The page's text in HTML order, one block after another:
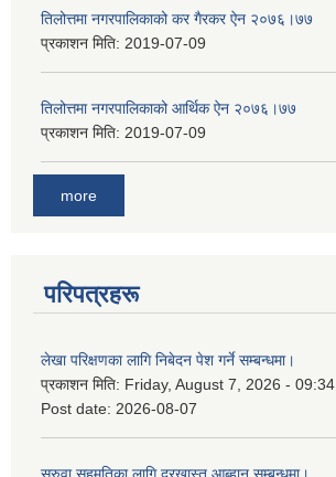
तिलोत्तमा नगरपालिकाको कर गैरकर ऐन २०७६।७७
प्रकाशन मिति: 2019-07-09
तिलोत्तमा नगरपालिकाको आर्थिक ऐन २०७६।७७
प्रकाशन मिति: 2019-07-09
more
परिपत्रहरू
लेखा परिक्षणका लागि निबेदन पेश गर्ने सम्बन्धमा।
प्रकाशन मिति: Friday, August 7, 2026 - 09:34
Post date: 2026-08-07